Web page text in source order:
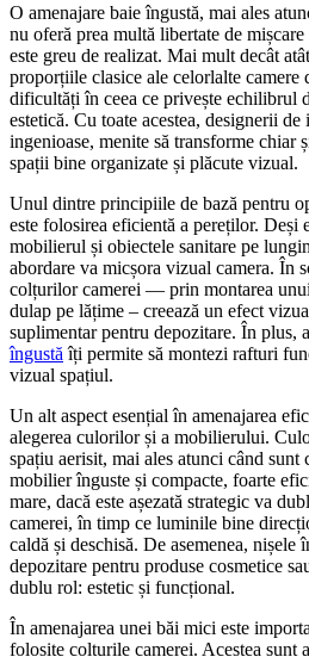
O amenajare baie îngustă, mai ales
nu oferă prea multă libertate de
este greu de realizat. Mai mult decât
proporțiile clasice ale celorlalte camere
dificultăți în ceea ce privește echilibrul
estetică. Cu toate acestea, designerii
ingenioase, menite să transforme chiar
spații bine organizate și plăcute vizual.
Unul dintre principiile de bază pentru
este folosirea eficientă a pereților. Deși
mobilierul și obiectele sanitare pe
abordare va micșora vizual camera. În
colțurilor camerei — prin montarea
dulap pe lățime – creează un efect
suplimentar pentru depozitare. În plus,
îngustă îți permite să montezi rafturi
vizual spațiul.
Un alt aspect esențial în amenajarea
alegerea culorilor și a mobilierului.
spațiu aerisit, mai ales atunci când sunt
mobilier înguste și compacte, foarte
mare, dacă este așezată strategic va
camerei, în timp ce luminile bine
caldă și deschisă. De asemenea, nișele
depozitare pentru produse cosmetice
dublu rol: estetic și funcțional.
În amenajarea unei băi mici este
folosite colțurile camerei. Acestea sunt